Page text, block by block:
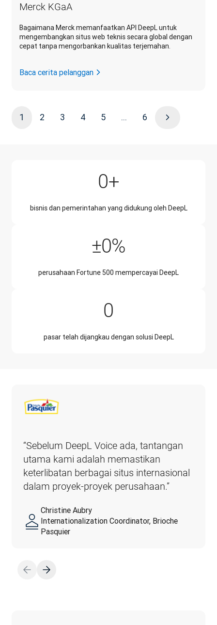
Merck KGaA
Bagaimana Merck memanfaatkan API DeepL untuk
mengembangkan situs web teknis secara global dengan
cepat tanpa mengorbankan kualitas terjemahan.
Baca cerita pelanggan
1 2 3 4 5 ... 6
0+200,000+
bisnis dan pemerintahan yang didukung oleh DeepL
±0%
perusahaan Fortune 500 mempercayai DeepL
0
pasar telah dijangkau dengan solusi DeepL
“Sebelum DeepL Voice ada, tantangan
utama kami adalah memastikan
keterlibatan berbagai situs internasional
dalam proyek-proyek perusahaan.”
Christine Aubry
Internationalization Coordinator, Brioche
Pasquier